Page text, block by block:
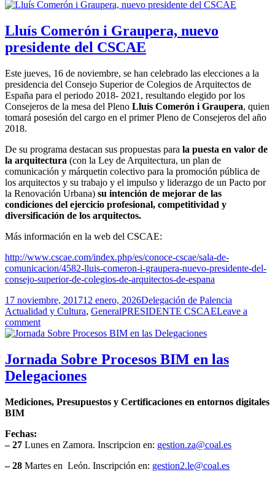
Lluís Comerón i Graupera, nuevo
presidente del CSCAE
Este jueves, 16 de noviembre, se han celebrado las elecciones a la
presidencia del Consejo Superior de Colegios de Arquitectos de
España para el periodo 2018- 2021, resultando elegido por los
Consejeros de la mesa del Pleno Lluís Comerón i Graupera, quien
tomará posesión del cargo en el primer Pleno de Consejeros del año
2018.
De su programa destacan sus propuestas para la puesta en valor de
la arquitectura (con la Ley de Arquitectura, un plan de
comunicación y márquetin colectivo para la promoción pública de
los arquitectos y su trabajo y el impulso y liderazgo de un Pacto por
la Renovación Urbana) su intención de mejorar de las
condiciones del ejercicio profesional, competitividad y
diversificación de los arquitectos.
Más información en la web del CSCAE:
http://www.cscae.com/index.php/es/conoce-cscae/sala-de-
comunicacion/4582-lluis-comeron-i-graupera-nuevo-presidente-del-
consejo-superior-de-colegios-de-arquitectos-de-espana
Publicado
el
17 noviembre, 201712 enero, 2026Autor
Delegación de Palencia
Actualidad y Cultura, GeneralEtiquetas
PRESIDENTE CSCAELeave a
comment
Jornada Sobre Procesos BIM en las
Delegaciones
Mediciones, Presupuestos y Certificaciones en entornos digitales
BIM
Fechas:
– 27 Lunes en Zamora. Inscripcion en: gestion.za@coal.es
– 28 Martes en León. Inscripción en: gestion2.le@coal.es